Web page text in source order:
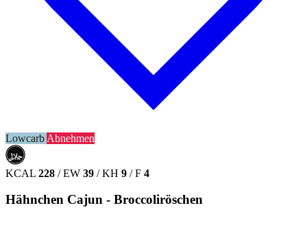
Lowcarb Abnehmen
حلال
HALAL
KCAL 228 / EW 39 / KH 9 / F 4
Hähnchen Cajun - Broccoliröschen